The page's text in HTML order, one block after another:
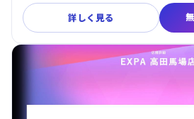
詳しく見る